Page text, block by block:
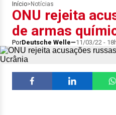
Início> Notícias
ONU rejeita
de armas
PorDeutsche Welle 11/03/22 -